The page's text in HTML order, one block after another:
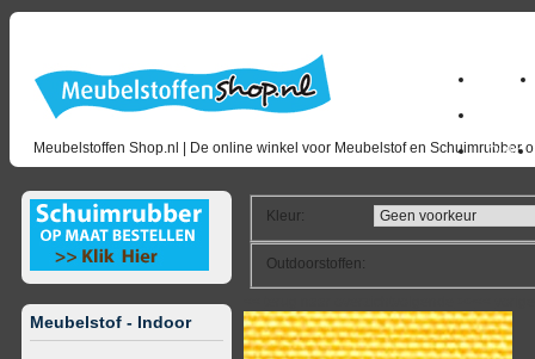
Meubelstoffen Shop.nl | De online winkel voor Meubelstof en Schuimrubber
Home
Outlet
Meubelstof - Indoor
Kleur:
Outdoorstoffen: